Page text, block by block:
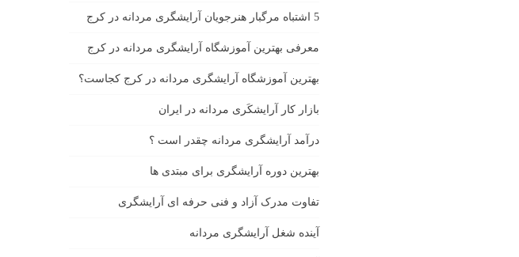
5 اشتباه مرگبار هنرجویان آرایشگری مردانه در کرج
معرفی بهترین آموزشگاه آرایشگری مردانه در کرج
بهترین آموزشگاه آرایشگری مردانه در کرج کجاست؟
بازار كار آرايشكَرى مردانه در ايران
درآمد آرایشگری مردانه چقدر است ؟
بهترین دوره آرایشگری برای مبتدی ها
تفاوت مدرک آزاد و فنی حرفه ای آرایشگری
آینده شغل آرایشگری مردانه